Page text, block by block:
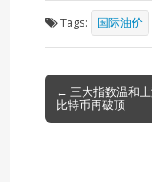
Tags: 国际油价
Post
navigation
← 三大指数温和
比特币再破顶